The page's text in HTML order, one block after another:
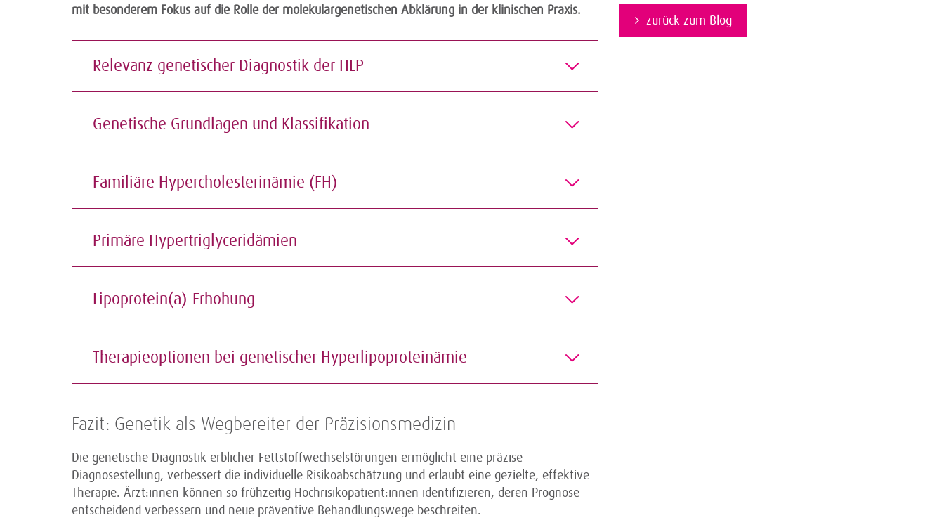
mit besonderem Fokus auf die Rolle der molekulargenetischen Abklärung in der klinischen Praxis.
Relevanz genetischer Diagnostik der HLP
Genetische Grundlagen und Klassifikation
Familiäre Hypercholesterinämie (FH)
Primäre Hypertriglyceridämien
Lipoprotein(a)-Erhöhung
Therapieoptionen bei genetischer Hyperlipoproteinämie
Fazit: Genetik als Wegbereiter der Präzisionsmedizin
Die genetische Diagnostik erblicher Fettstoffwechselstörungen ermöglicht eine präzise
Diagnosestellung, verbessert die individuelle Risikoabschätzung und erlaubt eine gezielte, effektive
Therapie. Ärzt:innen können so frühzeitig Hochrisikopatient:innen identifizieren, deren Prognose
entscheidend verbessern und neue präventive Behandlungswege beschreiten.
zurück zum Blog